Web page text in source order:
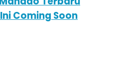
Coming Soon